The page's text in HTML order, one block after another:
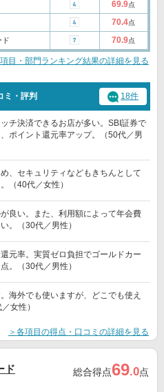
69.9点
70.4点
ド 70.9点
項目・部門ランキング結果の詳細を見る
ミ・評判 18件
チ決済できるお店が多い。SBI証券で
ポイント還元率アップ。（50代／男
、セキュリティなどもきちんとして
（40代／女性）
良い。また、利用額によって年会費
。（30代／男性）
元率。実質ゼロ負担でゴールドカー
。（30代／男性）
海外でも使いますが、どこでも使え
女性）
＞各項目の得点・口コミの詳細を見る
ド 総合得点69.0点